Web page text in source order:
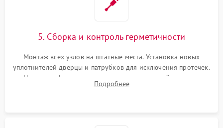
5. Сборка и контроль герметичности
Монтаж всех узлов на штатные места. Установка новых
уплотнителей дверцы и патрубков для исключения протечек.
Надежная фиксация хомутов гидравлической системы,
сборка корпуса и установка датчика поплавка.
Подробнее